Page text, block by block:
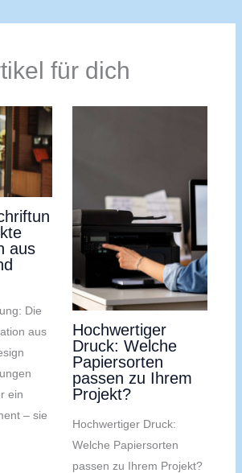
für dich
aus
Die
aus
ein
– sie
Hochwertiger
Druck: Welche
Papiersorten
passen zu Ihrem
Projekt?
Hochwertiger Druck:
Welche Papiersorten
passen zu Ihrem Projekt?